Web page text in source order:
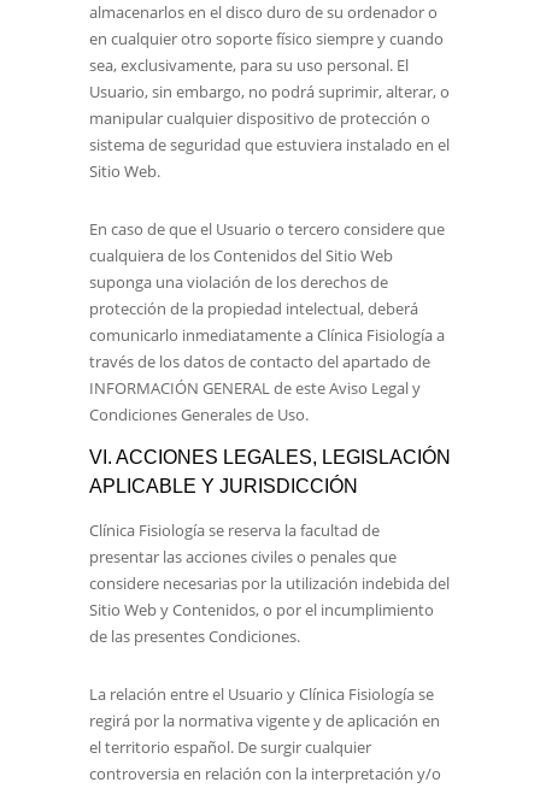
almacenarlos en el disco duro de su ordenador o
en cualquier otro soporte físico siempre y cuando
sea, exclusivamente, para su uso personal. El
Usuario, sin embargo, no podrá suprimir, alterar, o
manipular cualquier dispositivo de protección o
sistema de seguridad que estuviera instalado en el
Sitio Web.
En caso de que el Usuario o tercero considere que
cualquiera de los Contenidos del Sitio Web
suponga una violación de los derechos de
protección de la propiedad intelectual, deberá
comunicarlo inmediatamente aClínica Fisiologíaa
través de los datos de contacto del apartado de
INFORMACIÓN GENERAL de este Aviso Legal y
Condiciones Generales de Uso.
VI. ACCIONES LEGALES, LEGISLACIÓN
APLICABLE Y JURISDICCIÓN
Clínica Fisiologíase reserva la facultad de
presentar las acciones civiles o penales que
considere necesarias por la utilización indebida del
Sitio Web y Contenidos, o por el incumplimiento
de las presentes Condiciones.
La relación entre el Usuario yClínica Fisiologíase
regirá por la normativa vigente y de aplicación en
el territorio español. De surgir cualquier
controversia en relación con la interpretación y/o